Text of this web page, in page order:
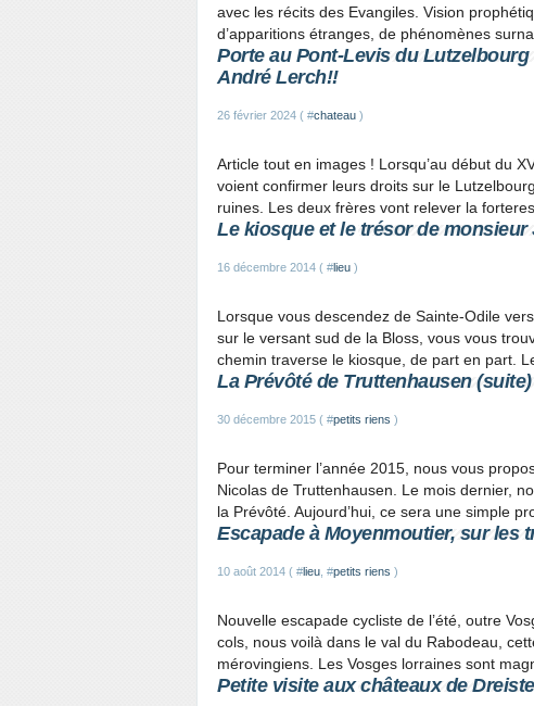
avec les récits des Evangiles. Vision
d’apparitions étranges, de phénomènes
Porte au Pont-Levis du
André Lerch!!
26 février 2024 ( #chateau )
Article tout en images ! Lorsqu’au début du
voient confirmer leurs droits sur le
ruines. Les deux frères vont relever la
Le kiosque et le trésor de monsieur
16 décembre 2014 ( #lieu )
Lorsque vous descendez de Sainte-Odile
sur le versant sud de la Bloss, vous vous
chemin traverse le kiosque, de part en part.
La Prévôté de Truttenhausen (suite)
30 décembre 2015 ( #petits riens )
Pour terminer l’année 2015, nous vous
Nicolas de Truttenhausen. Le mois dernier,
la Prévôté. Aujourd’hui, ce sera une simple
Escapade à Moyenmoutier, sur les
10 août 2014 ( #lieu , #petits riens )
Nouvelle escapade cycliste de l’été, outre
cols, nous voilà dans le val du Rabodeau,
mérovingiens. Les Vosges lorraines sont
Petite visite aux châteaux de